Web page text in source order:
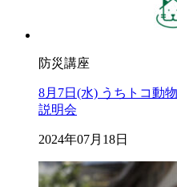
防災講座
8月7日(水) うちトコ動
説明会
2024年07月18日